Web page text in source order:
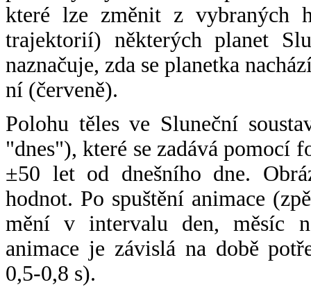
které lze změnit z vybraných
trajektorií) některých planet
naznačuje, zda se planetka
ní (červeně).
Polohu těles ve Sluneční
"dnes"), které se zadává pomocí
±50 let od dnešního dne.
hodnot. Po spuštění animace
mění v intervalu den, měsíc
animace je závislá na době
0,5-0,8 s).